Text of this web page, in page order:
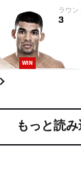
WIN
ラウン
3
もっと読